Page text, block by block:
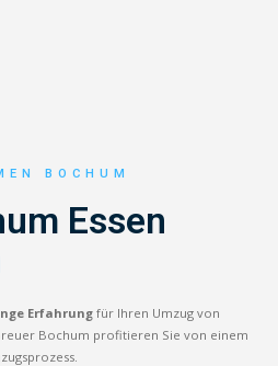
BOCHUM
Essen
Erfahrung für Ihren Umzug von
Bochum profitieren Sie von einem